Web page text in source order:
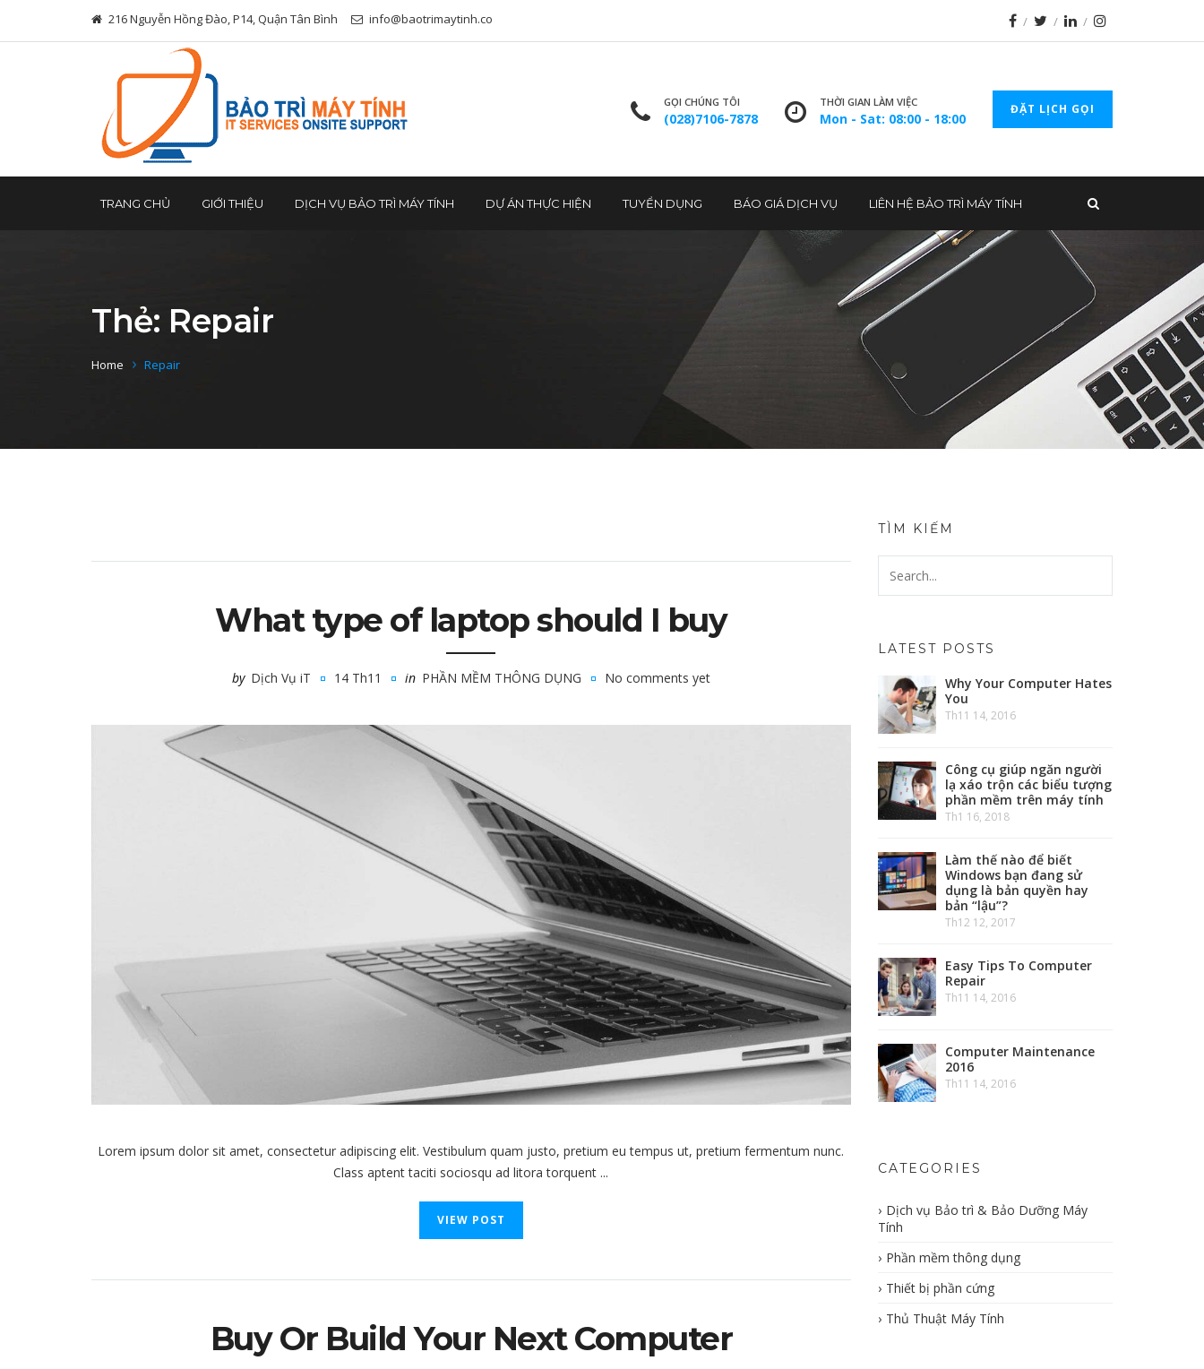
216 Nguyễn Hồng Đào, P14, Quận Tân Bình info@baotrimaytinh.co
GỌI CHÚNG TÔI
(028)7106-7878
THỜI GIAN LÀM VIỆC
Mon - Sat: 08:00 - 18:00
ĐẶT LỊCH GỌI
TRANG CHỦ GIỚI THIỆU DỊCH VỤ BẢO TRÌ MÁY TÍNH DỰ ÁN THỰC HIỆN TUYỂN DỤNG BÁO GIÁ DỊCH VỤ LIÊN HỆ BẢO TRÌ MÁY TÍNH
Thẻ: Repair
Home Repair
What type of laptop should I buy
by Dịch Vụ iT 14 Th11 in PHẦN MỀM THÔNG DỤNG No comments yet
Lorem ipsum dolor sit amet, consectetur adipiscing elit. Vestibulum quam justo, pretium eu tempus ut, pretium fermentum nunc.
Class aptent taciti sociosqu ad litora torquent ...
VIEW POST
Buy Or Build Your Next Computer
TÌM KIẾM
LATEST POSTS
Why Your Computer Hates
You
Th11 14, 2016
Công cụ giúp ngăn người
lạ xáo trộn các biểu tượng
phần mềm trên máy tính
Th1 16, 2018
Làm thế nào để biết
Windows bạn đang sử
dụng là bản quyền hay
bản “lậu”?
Th12 12, 2017
Easy Tips To Computer
Repair
Th11 14, 2016
Computer Maintenance
2016
Th11 14, 2016
CATEGORIES
Dịch vụ Bảo trì & Bảo Dưỡng Máy
Tính
Phần mềm thông dụng
Thiết bị phần cứng
Thủ Thuật Máy Tính